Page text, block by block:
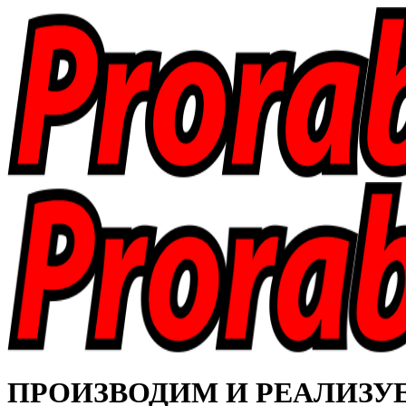
ПРОИЗВОДИМ И РЕАЛИЗУЕМ